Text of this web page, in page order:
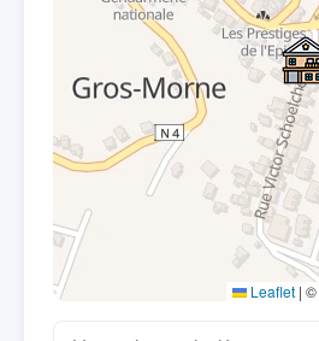
Leaflet | ©